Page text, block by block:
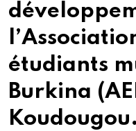
étudiants
Burkina
Koudougou.